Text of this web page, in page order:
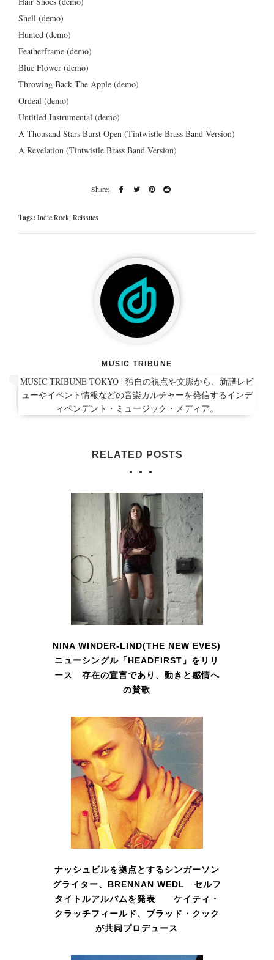
Shell (demo)
Hunted (demo)
Featherframe (demo)
Blue Flower (demo)
Throwing Back The Apple (demo)
Ordeal (demo)
Untitled Instrumental (demo)
A Thousand Stars Burst Open (Tintwistle Brass Band Version)
A Revelation (Tintwistle Brass Band Version)
Tags: Indie Rock,Reissues
MUSIC TRIBUNE
MUSIC TRIBUNE TOKYO | 独自の視点や文脈から、新譜レビ
ューやイベント情報などの音楽カルチャーを発信するインデ
ィペンデント・ミュージック・メディア。
RELATED POSTS
NINA WINDER-LIND(THE NEW EVES)
ニューシングル「HEADFIRST」をリリ
ース 存在の宣言であり、動きと感情へ
の賛歌
ナッシュビルを拠点とするシンガーソン
グライター、BRENNAN WEDL セルフ
タイトルアルバムを発表 ケイティ・
クラッチフィールド、ブラッド・クック
が共同プロデュース